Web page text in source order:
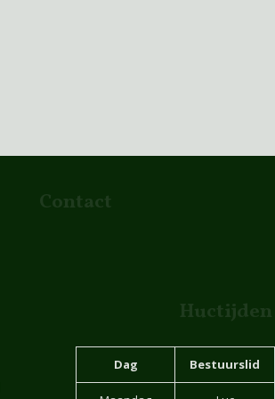
Contact
Huctijden
Dag Bestuurslid